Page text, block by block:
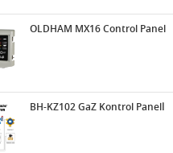
OLDHAM MX16 Control Panel
BH-KZ102 GaZ Kontrol Panelİ